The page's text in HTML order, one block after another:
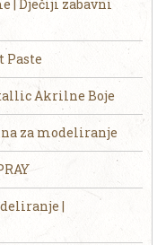
| Dječiji zabavni
Paste
Akrilne Boje
za modeliranje
|